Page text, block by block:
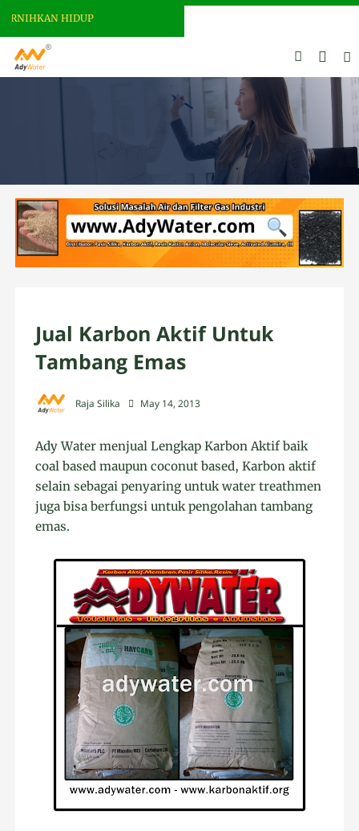
HIDUP
Jual Karbon Aktif Untuk
Tambang Emas
Raja Silika May 14, 2013
Ady Water menjual Lengkap Karbon Aktif baik
coal based maupun coconut based, Karbon aktif
selain sebagai penyaring untuk water treathmen
juga bisa berfungsi untuk pengolahan tambang
emas.